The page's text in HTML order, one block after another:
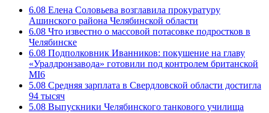
6.08 Елена Соловьева возглавила прокуратуру
Ашинского района Челябинской области
6.08 Что известно о массовой потасовке подростков в
Челябинске
6.08 Подполковник Иванников: покушение на главу
«Уралдронзавода» готовили под контролем британской
MI6
5.08 Средняя зарплата в Свердловской области достигла
94 тысяч
5.08 Выпускники Челябинского танкового училища